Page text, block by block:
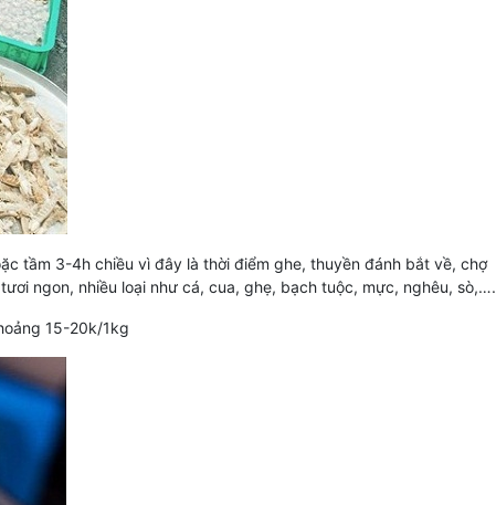
tầm 3-4h chiều vì đây là thời điểm ghe, thuyền đánh bắt về, chợ
ngon, nhiều loại như cá, cua, ghẹ, bạch tuộc, mực, nghêu, sò,….
15-20k/1kg